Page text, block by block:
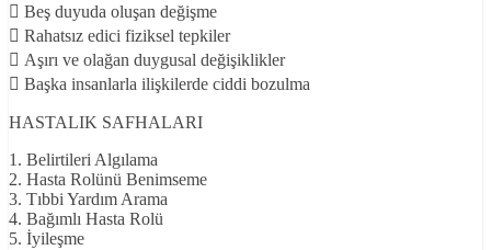
 Beş duyuda oluşan değişme
 Rahatsız edici fiziksel tepkiler
 Aşırı ve olağan duygusal değişiklikler
 Başka insanlarla ilişkilerde ciddi bozulma
HASTALIK SAFHALARI
1. Belirtileri Algılama
2. Hasta Rolünü Benimseme
3. Tıbbi Yardım Arama
4. Bağımlı Hasta Rolü
5. İyileşme